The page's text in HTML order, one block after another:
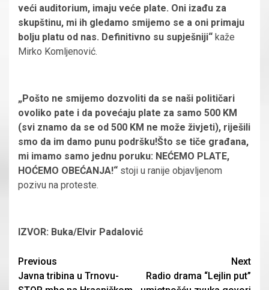
veći auditorium, imaju veće plate. Oni izađu za
skupštinu, mi ih gledamo smijemo se a oni primaju
bolju platu od nas. Definitivno su supješniji“ kaže
Mirko Komljenović.
„Pošto ne smijemo dozvoliti da se naši političari
ovoliko pate i da povećaju plate za samo 500 KM
(svi znamo da se od 500 KM ne može živjeti), riješili
smo da im damo punu podršku!Što se tiče građana,
mi imamo samo jednu poruku: NEĆEMO PLATE,
HOĆEMO OBEĆANJA!“ stoji u ranije objavljenom
pozivu na proteste.
IZVOR: Buka/Elvir Padalović
Continue
Reading
Previous
Javna tribina u Trnovu-
Next
Radio drama “Lejlin put”